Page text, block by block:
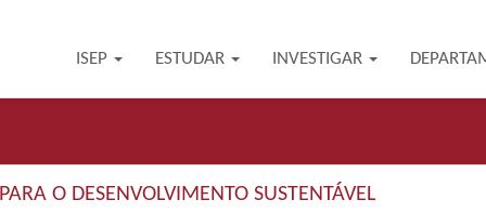
ISEP ESTUDAR INVESTIGAR
O DESENVOLVIMENTO SUSTENTÁVEL